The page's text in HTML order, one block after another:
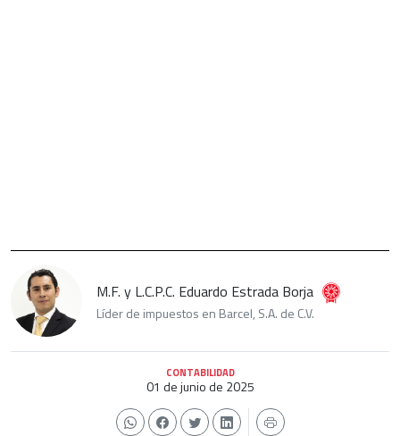
M.F. y L.C.P.C. Eduardo Estrada Borja
Líder de impuestos en Barcel, S.A. de C.V.
CONTABILIDAD
01 de junio de 2025